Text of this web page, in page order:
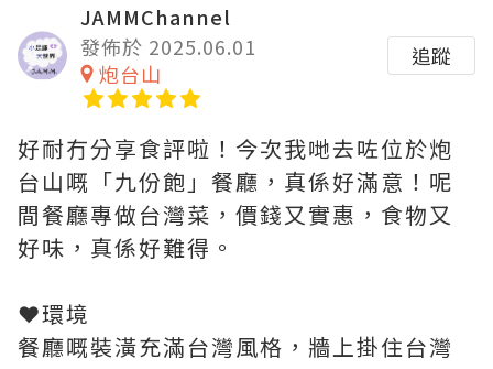
JAMMChannel
發佈於 2025.06.01
炮台山
追蹤
好耐冇分享食評啦！今次我哋去咗位於炮
台山嘅「九份飽」餐廳，真係好滿意！呢
間餐廳專做台灣菜，價錢又實惠，食物又
好味，真係好難得。
❤️環境
餐廳嘅裝潢充滿台灣風格，牆上掛住台灣